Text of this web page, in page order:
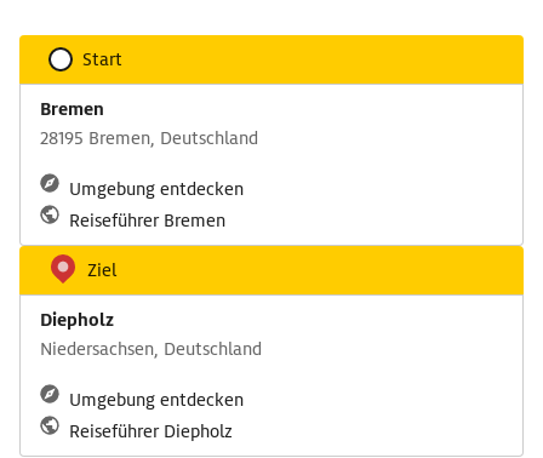
Start
Bremen
28195 Bremen, Deutschland
Umgebung entdecken
Reiseführer Bremen
Ziel
Diepholz
Niedersachsen, Deutschland
Umgebung entdecken
Reiseführer Diepholz